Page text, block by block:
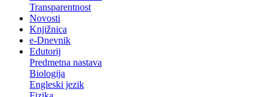
Transparentnost
Novosti
Knjižnica
e-Dnevnik
Edutorij
Predmetna nastava
Biologija
Engleski jezik